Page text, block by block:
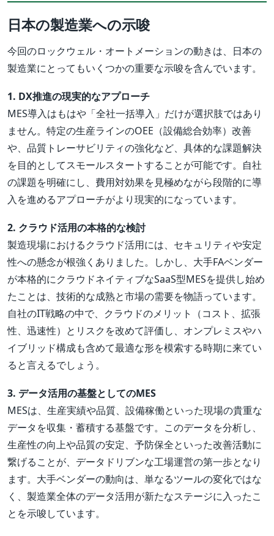
日本の製造業への示唆
今回のロックウェル・オートメーションの動きは、日本の
製造業にとってもいくつかの重要な示唆を含んでいます。
1. DX推進の現実的なアプローチ
MES導入はもはや「全社一括導入」だけが選択肢ではあり
ません。特定の生産ラインのOEE（設備総合効率）改善
や、品質トレーサビリティの強化など、具体的な課題解決
を目的としてスモールスタートすることが可能です。自社
の課題を明確にし、費用対効果を見極めながら段階的に導
入を進めるアプローチがより現実的になっています。
2. クラウド活用の本格的な検討
製造現場におけるクラウド活用には、セキュリティや安定
性への懸念が根強くありました。しかし、大手FAベンダー
が本格的にクラウドネイティブなSaaS型MESを提供し始め
たことは、技術的な成熟と市場の需要を物語っています。
自社のIT戦略の中で、クラウドのメリット（コスト、拡張
性、迅速性）とリスクを改めて評価し、オンプレミスやハ
イブリッド構成も含めて最適な形を模索する時期に来てい
ると言えるでしょう。
3. データ活用の基盤としてのMES
MESは、生産実績や品質、設備稼働といった現場の貴重な
データを収集・蓄積する基盤です。このデータを分析し、
生産性の向上や品質の安定、予防保全といった改善活動に
繋げることが、データドリブンな工場運営の第一歩となり
ます。大手ベンダーの動向は、単なるツールの変化ではな
く、製造業全体のデータ活用が新たなステージに入ったこ
とを示唆しています。